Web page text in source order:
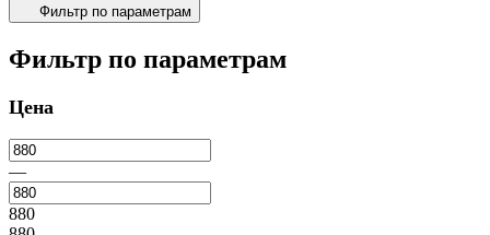
Фильтр по параметрам
Фильтр по параметрам
Цена
—
880